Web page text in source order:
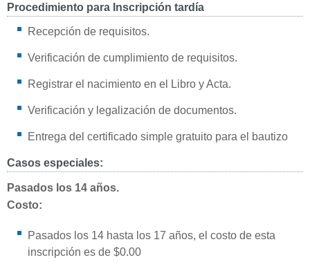
Procedimiento para Inscripción tardía
Recepción de requisitos.
Verificación de cumplimiento de requisitos.
Registrar el nacimiento en el Libro y Acta.
Verificación y legalización de documentos.
Entrega del certificado simple gratuito para el bautizo
Casos especiales:
Pasados los 14 años.
Costo:
Pasados los 14 hasta los 17 años, el costo de esta
inscripción es de $0.00